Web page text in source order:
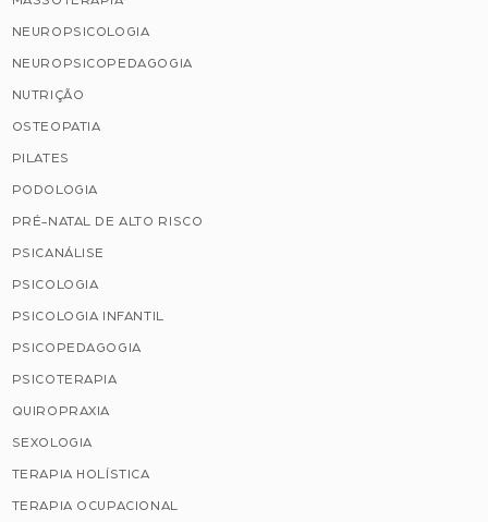
NEUROPSICOLOGIA
NEUROPSICOPEDAGOGIA
NUTRIÇÃO
OSTEOPATIA
PILATES
PODOLOGIA
PRÉ-NATAL DE ALTO RISCO
PSICANÁLISE
PSICOLOGIA
PSICOLOGIA INFANTIL
PSICOPEDAGOGIA
PSICOTERAPIA
QUIROPRAXIA
SEXOLOGIA
TERAPIA HOLÍSTICA
TERAPIA OCUPACIONAL